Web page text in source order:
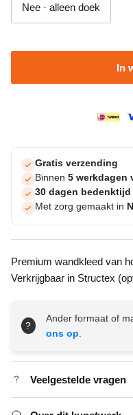
Nee · alleen doek
In
Gratis verzending
Binnen 5 werkdagen
30 dagen bedenktijd
Met zorg gemaakt in
Premium wandkleed van
Verkrijgbaar in Structex
?
Ander formaat of
ons op.
Veelgestelde vragen